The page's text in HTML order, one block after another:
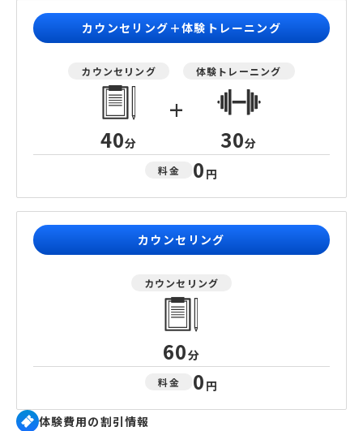
カウンセリング＋体験トレーニング
カウンセリング
40分
+
体験トレーニング
30分
料金 0 円
カウンセリング
カウンセリング
60分
料金 0 円
体験費用の割引情報